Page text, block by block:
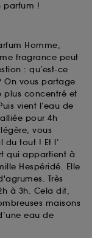
parfum !
Homme,
fragrance peut
: qu’est-ce
On vous partage
plus concentré et
vient l’eau de
pour 4h
vous
du tout ! Et l’
qui appartient à
Hespéridé. Elle
Très
à 3h. Cela dit,
maisons
eau de